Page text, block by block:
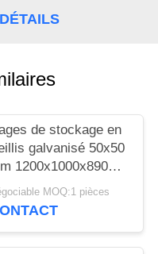
de stockage en
galvanisé 50x50
1200x1000x890
MOQ:1 pièces